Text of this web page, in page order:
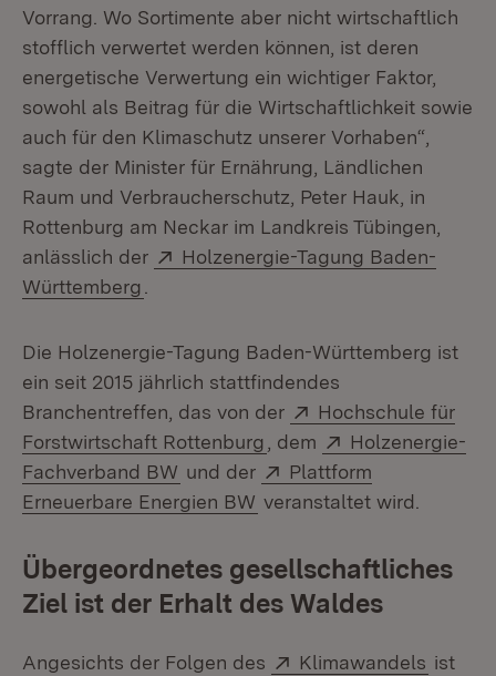
Vorrang. Wo Sortimente aber nicht wirtschaftlich
stofflich verwertet werden können, ist deren
energetische Verwertung ein wichtiger Faktor,
sowohl als Beitrag für die Wirtschaftlichkeit sowie
auch für den Klimaschutz unserer Vorhaben“,
sagte der Minister für Ernährung, Ländlichen
Raum und Verbraucherschutz, Peter Hauk, in
Rottenburg am Neckar im Landkreis Tübingen,
anlässlich der
Extern:
Holzenergie-Tagung Baden-
Württemberg
Die Holzenergie-Tagung Baden-Württemberg ist
ein seit 2015 jährlich stattfindendes
Branchentreffen, das von der
Extern:
Hochschule für
Forstwirtschaft Rottenburg (Öffnet in neuem Fenster)
, dem Extern:
Holzenergie-
Fachverband BW (Öffnet in neuem Fenster)
und der Extern:
Plattform
Erneuerbare Energien BW (Öffnet in neuem Fenster)
veranstaltet wird.
Übergeordnetes gesellschaftliches
Ziel ist der Erhalt des Waldes
Angesichts der Folgen des Extern:
Klimawandels ist